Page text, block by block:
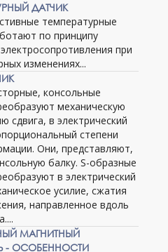
ДАТЧИК
температурные
по принципу
при
изменениях...
консольные
механическую
сдвига, в электрический
степени
Они, представляют,
балку. S-образные
в электрический
усилие, сжатия
направленное вдоль
МАГНИТНЫЙ
- ОСОБЕННОСТИ